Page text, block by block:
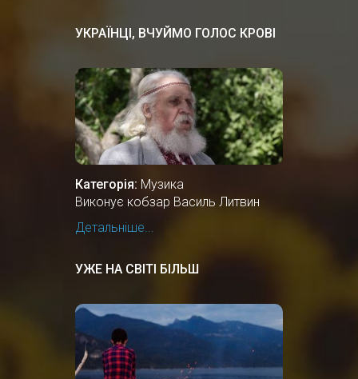
УКРАЇНЦІ, ВЧУЙМО ГОЛОС КРОВІ
Категорія: Музика
Виконує кобзар Василь Литвин
Детальніше...
УЖЕ НА СВІТІ БІЛЬШ